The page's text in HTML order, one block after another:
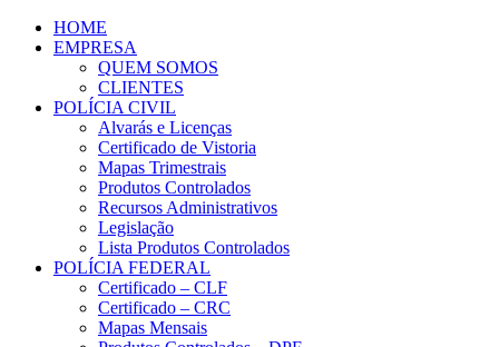
HOME
EMPRESA
QUEM SOMOS
CLIENTES
POLÍCIA CIVIL
Alvarás e Licenças
Certificado de Vistoria
Mapas Trimestrais
Produtos Controlados
Recursos Administrativos
Legislação
Lista Produtos Controlados
POLÍCIA FEDERAL
Certificado – CLF
Certificado – CRC
Mapas Mensais